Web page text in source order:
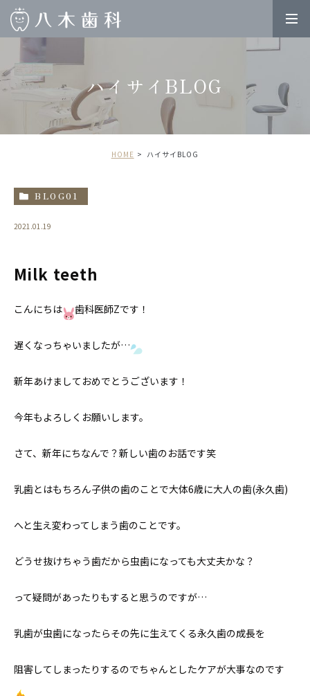
ハイサイBLOG
HOME ハイサイBLOG
BLOG01
2021.01.19
Milk teeth
こんにちは 歯科医師Zです！
遅くなっちゃいましたが…
新年あけましておめでとうございます！
今年もよろしくお願いします。
さて、新年にちなんで？新しい歯のお話です笑
乳歯とはもちろん子供の歯のことで大体6歳に大人の歯(永久歯)
へと生え変わってしまう歯のことです。
どうせ抜けちゃう歯だから虫歯になっても大丈夫かな？
って疑問があったりもすると思うのですが…
乳歯が虫歯になったらその先に生えてくる永久歯の成長を
阻害してしまったりするのでちゃんとしたケアが大事なのです